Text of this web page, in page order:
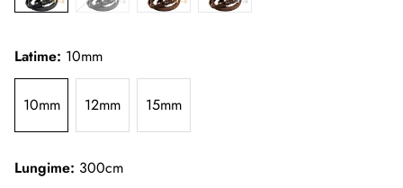
Latime: 10mm
10mm 12mm 15mm
Lungime: 300cm